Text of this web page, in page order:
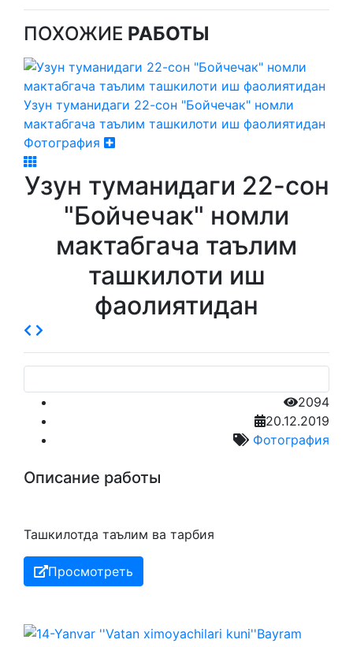
ПОХОЖИЕ РАБОТЫ
Узун туманидаги 22-сон "Бойчечак" номли
мактабгача таълим ташкилоти иш фаолиятидан
Фотография
Узун туманидаги 22-сон
"Бойчечак" номли
мактабгача таълим
ташкилоти иш
фаолиятидан
2094
20.12.2019
Фотография
Описание работы
Ташкилотда таълим ва тарбия
Просмотреть